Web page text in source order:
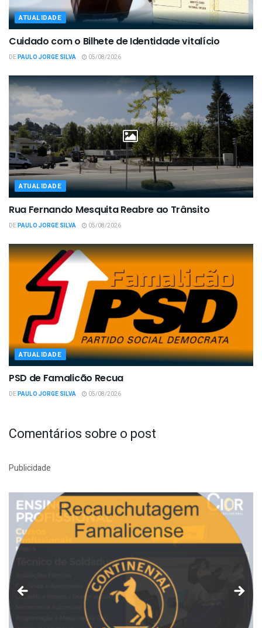
ATUALIDADE
Cuidado com o Bilhete de Identidade vitalício
DEPAULO JORGE SILVA 05/08/2026
ATUALIDADE
Rua Fernando Mesquita Reabre ao Trânsito
DEPAULO JORGE SILVA 05/08/2026
ATUALIDADE
PSD de Famalicão Recua
DEPAULO JORGE SILVA 05/08/2026
Comentários sobre o post
Publicidade